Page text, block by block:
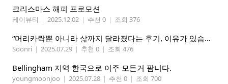
크리스마스 해피 프로모션
케이뷰티 | 2025.12.02 | 추천 0 | 조회 376
“머리카락뿐 아니라 삶까지 달라졌다는 후기, 이유가 있습니다
Soonri | 2025.07.29 | 추천 0 | 조회 476
Bellingham 지역 한국으로 이주 모든거 팜니다.
youngmoonjoo | 2025.07.28 | 추천 0 | 조회 700